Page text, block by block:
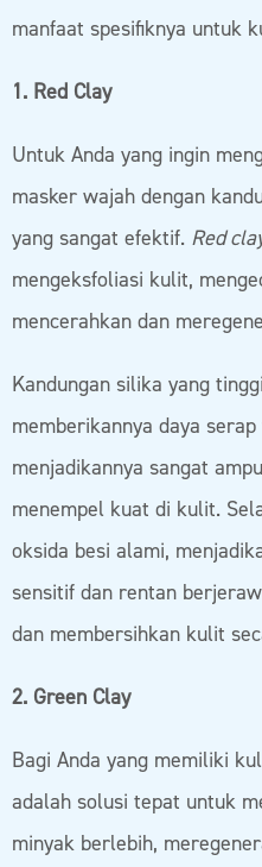
manfaat spesifiknya untuk
1. Red Clay
Untuk Anda yang ingin
masker wajah dengan
yang sangat efektif. Red
mengeksfoliasi kulit,
mencerahkan dan
Kandungan silika yang
memberikannya daya
menjadikannya sangat
menempel kuat di kulit.
oksida besi alami,
sensitif dan rentan
dan membersihkan kulit
2. Green Clay
Bagi Anda yang memiliki
adalah solusi tepat untuk
minyak berlebih,